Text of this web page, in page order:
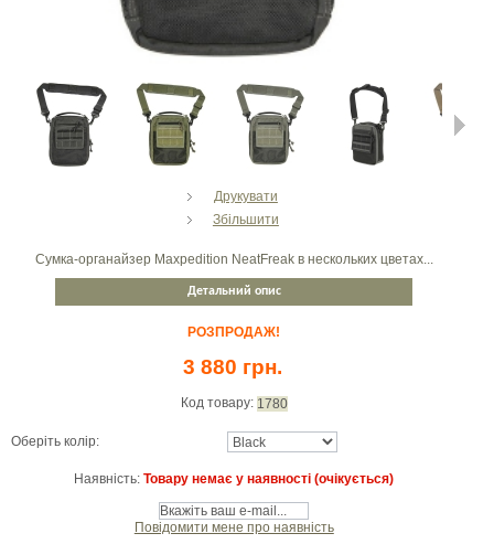
Друкувати
Збільшити
Сумка-органайзер Maxpedition NeatFreak в нескольких цветах...
Детальний опис
РОЗПРОДАЖ!
3 880 грн.
Код товару: 1780
Оберіть колір:
Наявність: Товару немає у наявності (очікується)
Повідомити мене про наявність